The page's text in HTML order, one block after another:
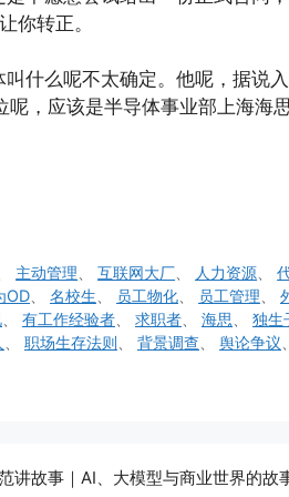
你转正。
什么呢不太确定。他呢，据说
，应该是半导体事业部上海海
主动管理 、互联网大厂 人力资源 、
OD 名校生 员工物化 员工管理
有工作经验者 求职者 海思 独生
职场生存法则 背景调查 舆论争议
讲故事｜AI、大模型与商业世界的故